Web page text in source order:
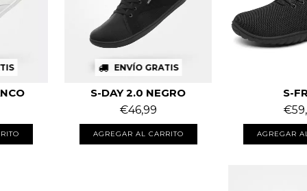
ENVÍO GRATIS
S-DAY 2.0 NEGRO
€46,99
AGREGAR AL CARRITO
S-
AGREGAR